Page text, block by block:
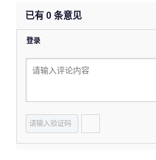
已有 0 条意见
登录